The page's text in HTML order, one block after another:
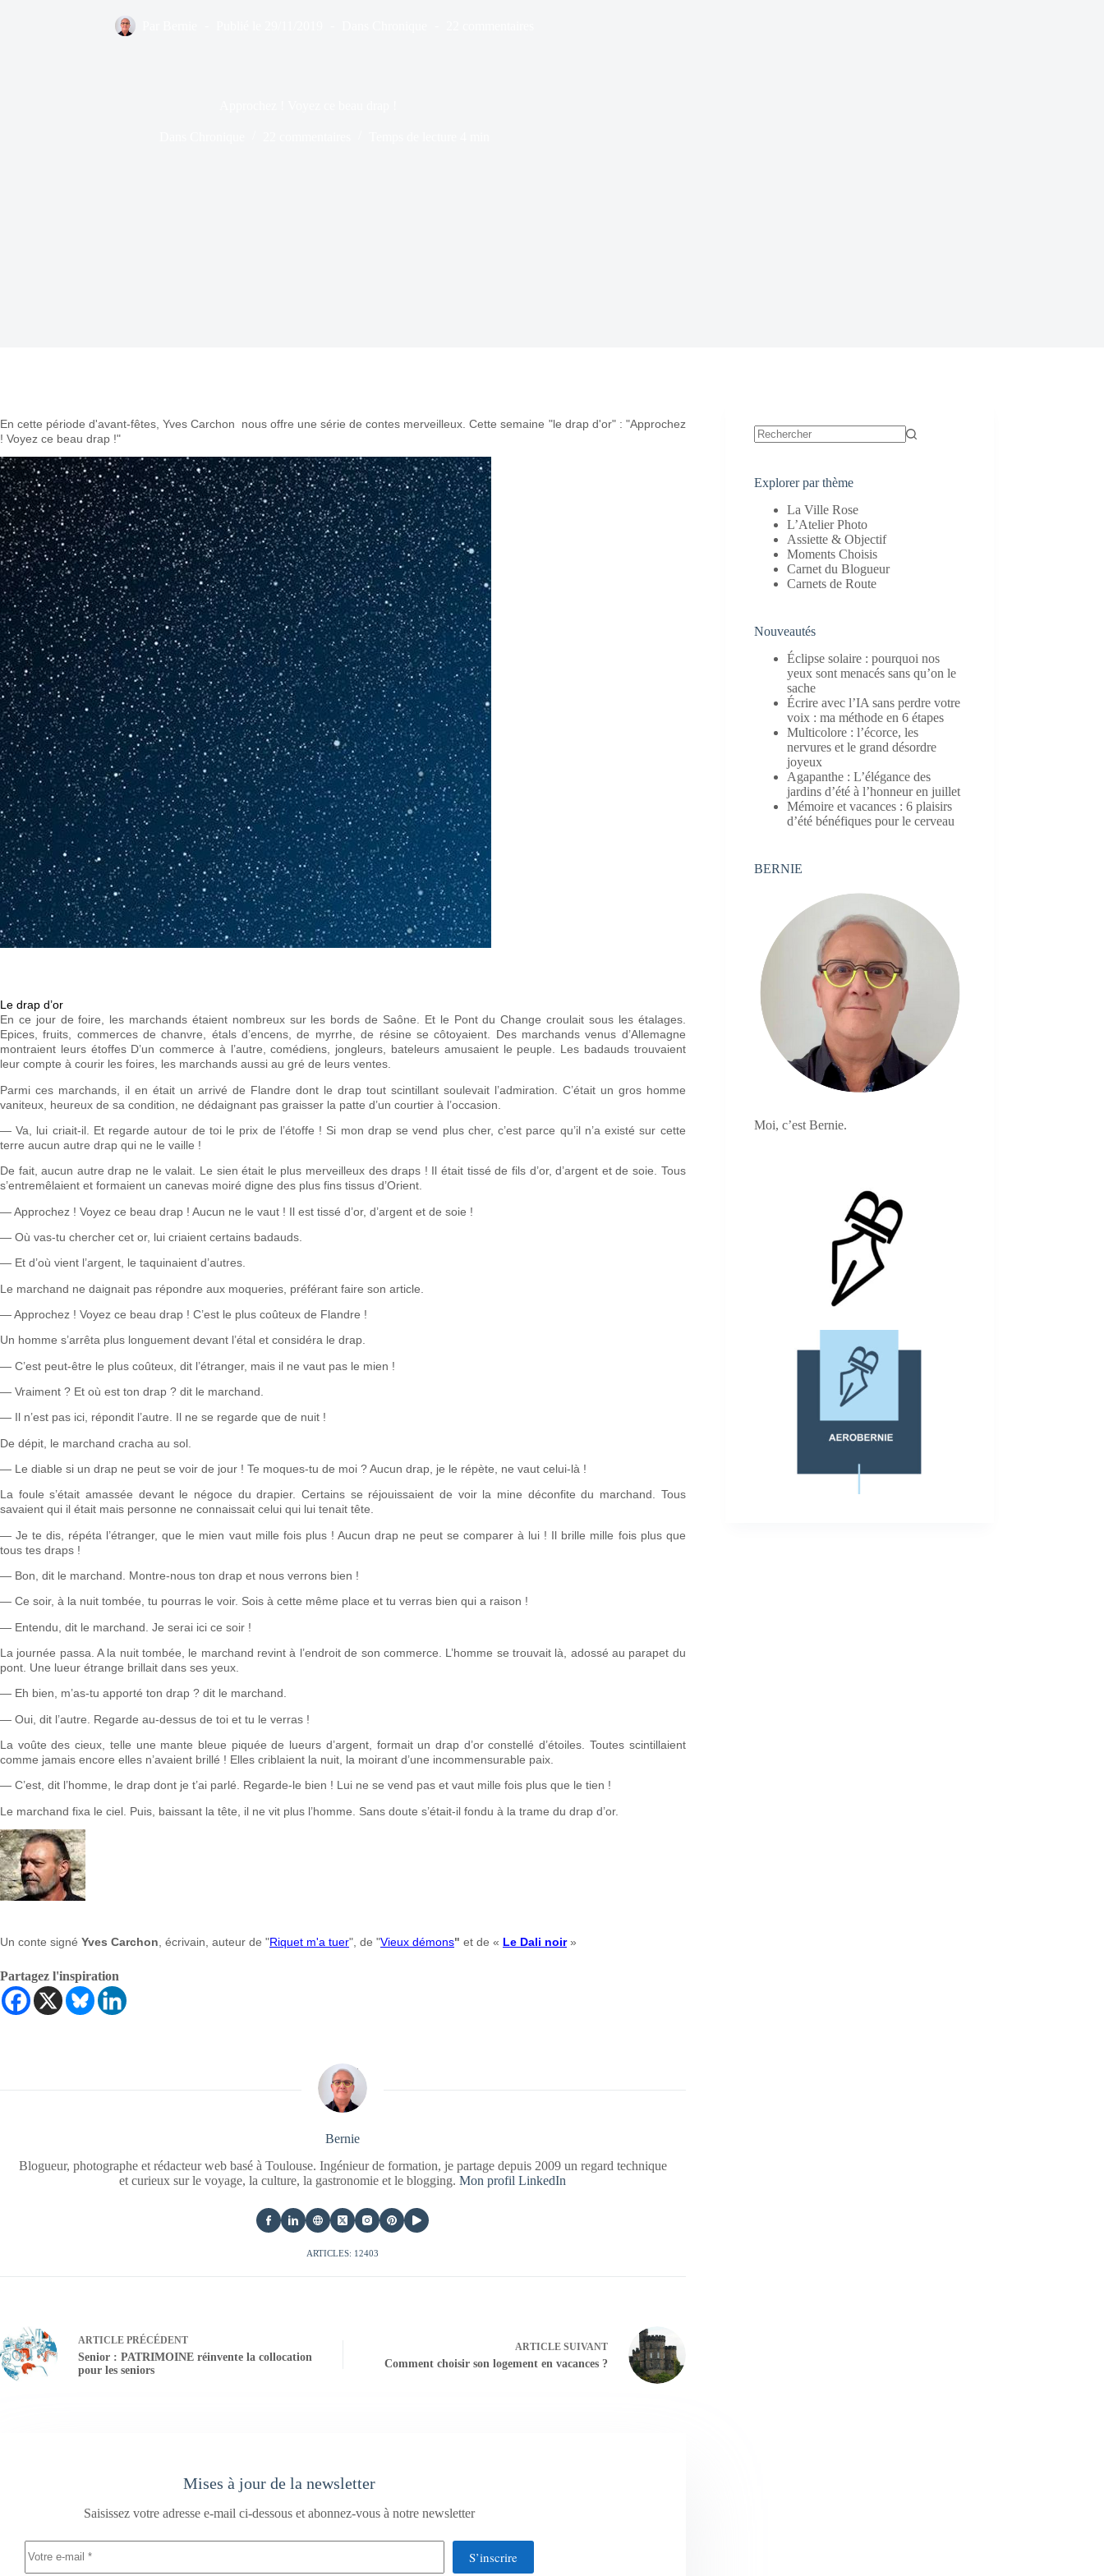
En cette période d'avant-fêtes, Yves Carchon nous offre une série de contes merveilleux. Cette semaine "le drap d'or" : "Approchez
! Voyez ce beau drap !"
Le drap d’or
En ce jour de foire, les marchands étaient nombreux sur les bords de Saône. Et le Pont du Change croulait sous les étalages.
Epices, fruits, commerces de chanvre, étals d’encens, de myrrhe, de résine se côtoyaient. Des marchands venus d’Allemagne
montraient leurs étoffes D’un commerce à l’autre, comédiens, jongleurs, bateleurs amusaient le peuple. Les badauds trouvaient
leur compte à courir les foires, les marchands aussi au gré de leurs ventes.
Parmi ces marchands, il en était un arrivé de Flandre dont le drap tout scintillant soulevait l’admiration. C’était un gros homme
vaniteux, heureux de sa condition, ne dédaignant pas graisser la patte d’un courtier à l’occasion.
— Va, lui criait-il. Et regarde autour de toi le prix de l’étoffe ! Si mon drap se vend plus cher, c’est parce qu’il n’a existé sur cette
terre aucun autre drap qui ne le vaille !
De fait, aucun autre drap ne le valait. Le sien était le plus merveilleux des draps ! Il était tissé de fils d’or, d’argent et de soie. Tous
s’entremêlaient et formaient un canevas moiré digne des plus fins tissus d’Orient.
— Approchez ! Voyez ce beau drap ! Aucun ne le vaut ! Il est tissé d’or, d’argent et de soie !
— Où vas-tu chercher cet or, lui criaient certains badauds.
— Et d’où vient l’argent, le taquinaient d’autres.
Le marchand ne daignait pas répondre aux moqueries, préférant faire son article.
— Approchez ! Voyez ce beau drap ! C’est le plus coûteux de Flandre !
Un homme s’arrêta plus longuement devant l’étal et considéra le drap.
— C’est peut-être le plus coûteux, dit l’étranger, mais il ne vaut pas le mien !
— Vraiment ? Et où est ton drap ? dit le marchand.
— Il n’est pas ici, répondit l’autre. Il ne se regarde que de nuit !
De dépit, le marchand cracha au sol.
— Le diable si un drap ne peut se voir de jour ! Te moques-tu de moi ? Aucun drap, je le répète, ne vaut celui-là !
La foule s’était amassée devant le négoce du drapier. Certains se réjouissaient de voir la mine déconfite du marchand. Tous
savaient qui il était mais personne ne connaissait celui qui lui tenait tête.
— Je te dis, répéta l’étranger, que le mien vaut mille fois plus ! Aucun drap ne peut se comparer à lui ! Il brille mille fois plus que
tous tes draps !
— Bon, dit le marchand. Montre-nous ton drap et nous verrons bien !
— Ce soir, à la nuit tombée, tu pourras le voir. Sois à cette même place et tu verras bien qui a raison !
— Entendu, dit le marchand. Je serai ici ce soir !
La journée passa. A la nuit tombée, le marchand revint à l’endroit de son commerce. L’homme se trouvait là, adossé au parapet du
pont. Une lueur étrange brillait dans ses yeux.
— Eh bien, m’as-tu apporté ton drap ? dit le marchand.
— Oui, dit l’autre. Regarde au-dessus de toi et tu le verras !
La voûte des cieux, telle une mante bleue piquée de lueurs d’argent, formait un drap d’or constellé d’étoiles. Toutes scintillaient
comme jamais encore elles n’avaient brillé ! Elles criblaient la nuit, la moirant d’une incommensurable paix.
— C’est, dit l’homme, le drap dont je t’ai parlé. Regarde-le bien ! Lui ne se vend pas et vaut mille fois plus que le tien !
Le marchand fixa le ciel. Puis, baissant la tête, il ne vit plus l’homme. Sans doute s’était-il fondu à la trame du drap d’or.
Un conte signé Yves Carchon , écrivain, auteur de "Riquet m'a tuer", de "Vieux démons" et de « Le Dali noir»
Partagez l'inspiration
Bernie
Blogueur, photographe et rédacteur web basé à Toulouse. Ingénieur de formation, je partage depuis 2009 un regard technique
et curieux sur le voyage, la culture, la gastronomie et le blogging.Mon profil LinkedIn
ARTICLES: 12403
ARTICLE PRÉCÉDENT
Senior : PATRIMOINE réinvente la collocation
pour les seniors
ARTICLESUIVANT
Comment choisir son logement en vacances ?
Mises à jour de la newsletter
Saisissez votre adresse e-mail ci-dessous et abonnez-vous à notre newsletter
S’inscrire
Explorer par thème
La Ville Rose
L’Atelier Photo
Assiette & Objectif
Moments Choisis
Carnet du Blogueur
Carnets de Route
Nouveautés
Éclipse solaire : pourquoi nos
yeux sont menacés sans qu’on le
sache
Écrire avec l’IA sans perdre votre
voix : ma méthode en 6 étapes
Multicolore : l’écorce, les
nervures et le grand désordre
joyeux
Agapanthe : L’élégance des
jardins d’été à l’honneur en juillet
Mémoire et vacances : 6 plaisirs
d’été bénéfiques pour le cerveau
BERNIE
Moi, c’est Bernie.